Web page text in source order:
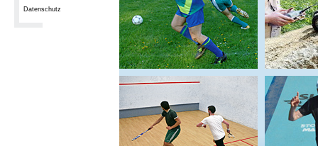
Datenschutz